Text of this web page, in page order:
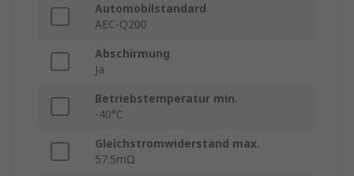
Automobilstandard
AEC-Q200
Abschirmung
Ja
Betriebstemperatur min.
-40°C
Gleichstromwiderstand max.
57.5mΩ